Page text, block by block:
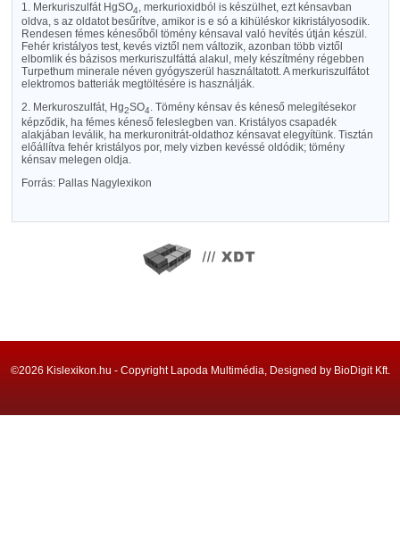
1. Merkuriszulfát HgSO4, merkurioxidból is készülhet, ezt kénsavban
oldva, s az oldatot besűrítve, amikor is e só a kihüléskor kikristályosodik.
Rendesen fémes kénesőből tömény kénsaval való hevítés útján készül.
Fehér kristályos test, kevés viztől nem változik, azonban több viztől
elbomlik és bázisos merkuriszulfáttá alakul, mely készítmény régebben
Turpethum minerale néven gyógyszerül használtatott. A merkuriszulfátot
elektromos batteriák megtöltésére is használják.
2. Merkuroszulfát, Hg2SO4. Tömény kénsav és kéneső melegítésekor
képződik, ha fémes kéneső feleslegben van. Kristályos csapadék
alakjában leválik, ha merkuronitrát-oldathoz kénsavat elegyítünk. Tisztán
előállítva fehér kristályos por, mely vizben kevéssé oldódik; tömény
kénsav melegen oldja.
Forrás: Pallas Nagylexikon
©2026 Kislexikon.hu - Copyright Lapoda Multimédia, Designed by BioDigit Kft.